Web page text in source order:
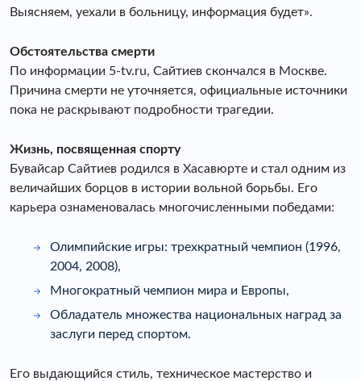
Выясняем, уехали в больницу, информация будет».
Обстоятельства смерти
По информации 5-tv.ru, Сайтиев скончался в Москве.
Причина смерти не уточняется, официальные источники
пока не раскрывают подробности трагедии.
Жизнь, посвященная спорту
Бувайсар Сайтиев родился в Хасавюрте и стал одним из
величайших борцов в истории вольной борьбы. Его
карьера ознаменовалась многочисленными победами:
Олимпийские игры: трехкратный чемпион (1996,
2004, 2008),
Многократный чемпион мира и Европы,
Обладатель множества национальных наград за
заслуги перед спортом.
Его выдающийся стиль, техническое мастерство и